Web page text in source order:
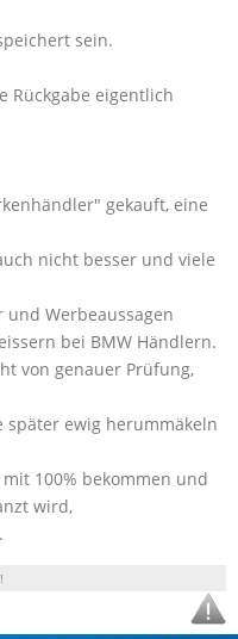
sein.
Rückgabe eigentlich
gekauft, eine
nicht besser und viele
Werbeaussagen
bei BMW Händlern.
von genauer Prüfung,
später ewig herummäkeln
100% bekommen und
wird,